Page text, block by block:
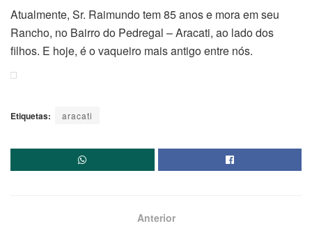
Atualmente, Sr. Raimundo tem 85 anos e mora em seu
Rancho, no Bairro do Pedregal – Aracati, ao lado dos
filhos. E hoje, é o vaqueiro mais antigo entre nós.
Etiquetas: aracati
Anterior